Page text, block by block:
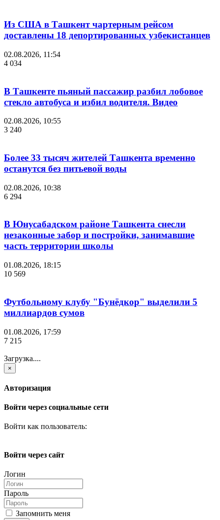
Из США в Ташкент чартерным рейсом
доставлены 18 депортированных узбекистанцев
02.08.2026, 11:54
4 034
В Ташкенте пьяный пассажир разбил лобовое
стекло автобуса и избил водителя. Видео
02.08.2026, 10:55
3 240
Более 33 тысяч жителей Ташкента временно
останутся без питьевой воды
02.08.2026, 10:38
6 294
В Юнусабадском районе Ташкента снесли
незаконные забор и постройки, занимавшие
часть территории школы
01.08.2026, 18:15
10 569
Футбольному клубу "Бунёдкор" выделили 5
миллиардов сумов
01.08.2026, 17:59
7 215
Загрузка....
×
Авторизация
Войти через социальные сети
Войти как пользователь:
Войти через сайт
Логин
Пароль
Запомнить меня